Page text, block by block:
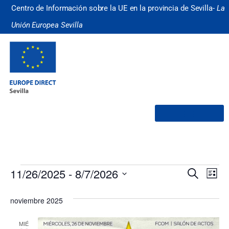
Centro de Información sobre la UE en la provincia de Sevilla- La
Unión Europea Sevilla
de
Buscar
de
Lista
11/26/2025 - 8/7/2026
fecha.
noviembre 2025
MIÉ